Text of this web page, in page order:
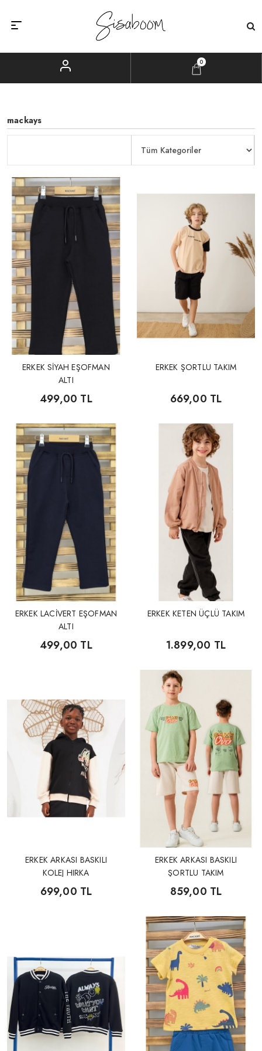
0
mackays
ERKEK SİYAH EŞOFMAN
ALTI
499,00 TL
ERKEK ŞORTLU TAKIM
669,00 TL
ERKEK LACİVERT EŞOFMAN
ALTI
499,00 TL
ERKEK KETEN ÜÇLÜ TAKIM
1.899,00 TL
ERKEK ARKASI BASKILI
KOLEJ HIRKA
699,00 TL
ERKEK ARKASI BASKILI
ŞORTLU TAKIM
859,00 TL